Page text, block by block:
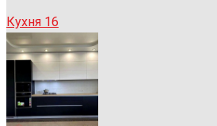
Кухня 16